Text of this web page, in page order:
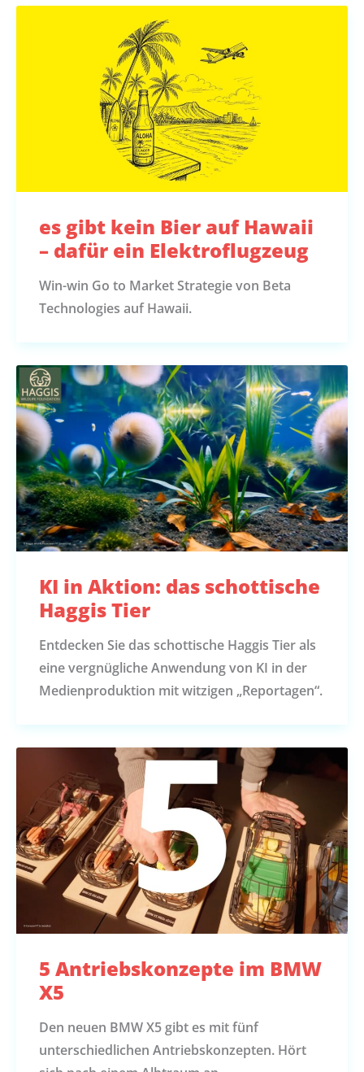
es gibt kein Bier auf Hawaii
– dafür ein Elektroflugzeug
Win-win Go to Market Strategie von Beta
Technologies auf Hawaii.
KI in Aktion: das schottische
Haggis Tier
Entdecken Sie das schottische Haggis Tier als
eine vergnügliche Anwendung von KI in der
Medienproduktion mit witzigen „Reportagen“.
5 Antriebskonzepte im BMW
X5
Den neuen BMW X5 gibt es mit fünf
unterschiedlichen Antriebskonzepten. Hört